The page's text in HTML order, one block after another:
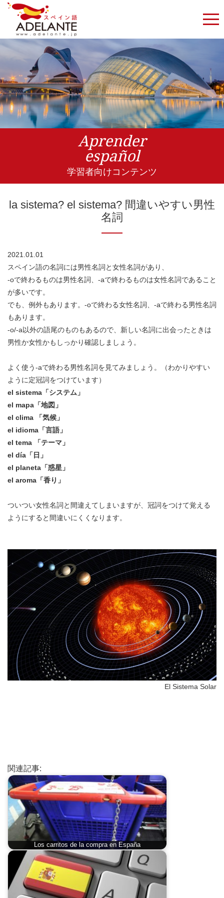
Aprender
español
学習者向けコンテンツ
la sistema? el sistema? 間違いやすい男性
名詞
2021.01.01
スペイン語の名詞には男性名詞と女性名詞があり、
-oで終わるものは男性名詞、-aで終わるものは女性名詞であること
が多いです。
でも、例外もあります。-oで終わる女性名詞、-aで終わる男性名詞
もあります。
-o/-a以外の語尾のものもあるので、新しい名詞に出会ったときは
男性か女性かもしっかり確認しましょう。
よく使う-aで終わる男性名詞を見てみましょう。（わかりやすい
ように定冠詞をつけています）
el sistema「システム」
el mapa「地図」
el clima 「気候」
el idioma「言語」
el tema 「テーマ」
el día「日」
el planeta「惑星」
el aroma「香り」
ついつい女性名詞と間違えてしまいますが、冠詞をつけて覚える
ようにすると間違いにくくなります。
El Sistema Solar
関連記事:
Los carritos de la compra en España